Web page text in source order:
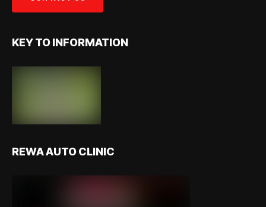
KEY TO INFORMATION
REWA AUTO CLINIC